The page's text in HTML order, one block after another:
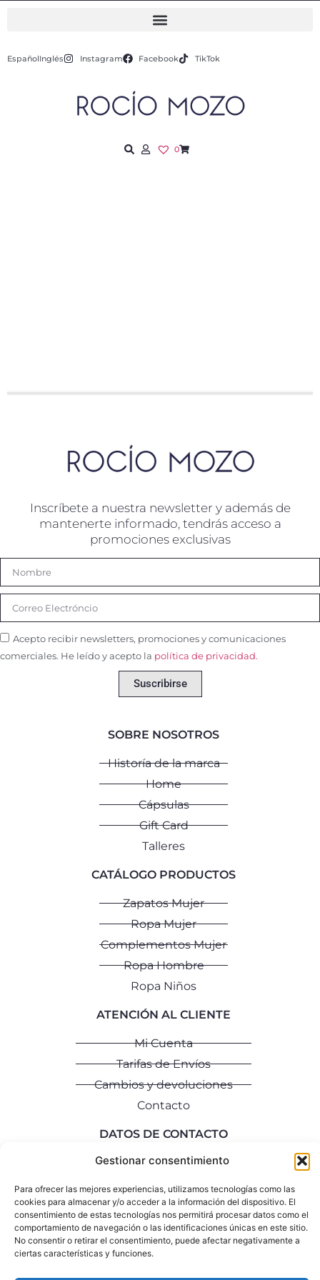
Gestionar consentimiento
Para ofrecer las mejores experiencias, utilizamos tecnologías como las
cookies para almacenar y/o acceder a la información del dispositivo. El
consentimiento de estas tecnologías nos permitirá procesar datos como el
comportamiento de navegación o las identificaciones únicas en este sitio.
No consentir o retirar el consentimiento, puede afectar negativamente a
ciertas características y funciones.
EspañolInglés Instagram Facebook TikTok
0
Inscríbete a nuestra newsletter y además de
mantenerte informado, tendrás acceso a
promociones exclusivas
Acepto recibir newsletters, promociones y comunicaciones
comerciales. He leído y acepto la política de privacidad.
Suscribirse
SOBRE NOSOTROS
Historía de la marca
Home
Cápsulas
Gift Card
Talleres
CATÁLOGO PRODUCTOS
Zapatos Mujer
Ropa Mujer
Complementos Mujer
Ropa Hombre
Ropa Niños
ATENCIÓN AL CLIENTE
Mi Cuenta
Tarifas de Envíos
Cambios y devoluciones
Contacto
DATOS DE CONTACTO
info@rociomozo.com
+34 640 792 335
Aviso LegalPolítica de PrivacidadPolítica de Cookies
copyright ©2026 rociomozo.com